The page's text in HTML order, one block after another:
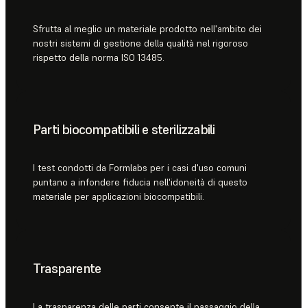
Sfrutta al meglio un materiale prodotto nell'ambito dei
nostri sistemi di gestione della qualità nel rigoroso
rispetto della norma ISO 13485.
Parti biocompatibili e sterilizzabili
I test condotti da Formlabs per i casi d'uso comuni
puntano a infondere fiducia nell'idoneità di questo
materiale per applicazioni biocompatibili.
Trasparente